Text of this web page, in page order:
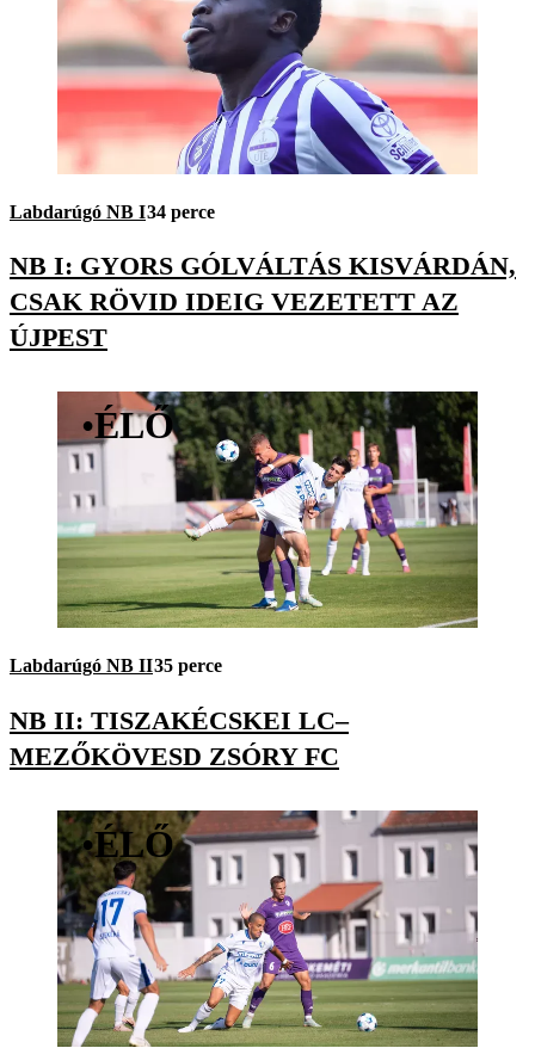
Labdarúgó NB I34 perce
NB I: GYORS GÓLVÁLTÁS KISVÁRDÁN,
CSAK RÖVID IDEIG VEZETETT AZ
ÚJPEST
•ÉLŐ
Labdarúgó NB II35 perce
NB II: TISZAKÉCSKEI LC–
MEZŐKÖVESD ZSÓRY FC
•ÉLŐ